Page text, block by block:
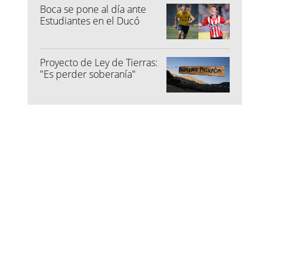
Boca se pone al día ante
Estudiantes en el Ducó
Proyecto de Ley de Tierras:
"Es perder soberanía"